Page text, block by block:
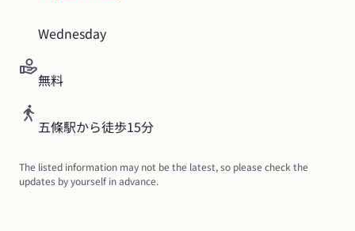
Wednesday
無料
五條駅から徒歩15分
The listed information may not be the latest, so please check the
updates by yourself in advance.